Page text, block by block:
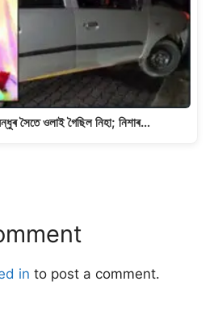
সৈতে ওলাই গৈছিল নিহা; নিশাৰ…
in to post a comment.